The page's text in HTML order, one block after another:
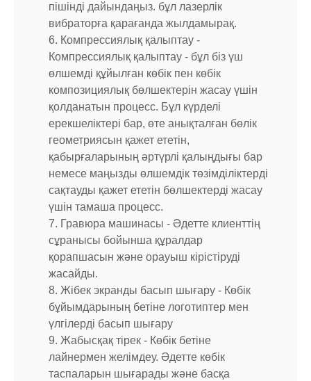
пішінді дайындаңыз. бұл лазерлік
вибраторға қарағанда жылдамырақ.
6. Компрессиялық қалыптау -
Компрессиялық қалыптау - бұл біз үш
өлшемді құйылған көбік пен көбік
композициялық бөлшектерін жасау үшін
қолданатын процесс. Бұл күрделі
ерекшеліктері бар, өте анықталған бөлік
геометриясын қажет ететін,
қабырғаларының әртүрлі қалыңдығы бар
немесе маңызды өлшемдік төзімділіктерді
сақтауды қажет ететін бөлшектерді жасау
үшін тамаша процесс.
7. Гравюра машинасы - Әдетте клиенттің
сұранысы бойынша құралдар
қорапшасын және орауыш кірістіруді
жасайды.
8. Жібек экранды басып шығару - Көбік
бұйымдарының бетіне логотиптер мен
үлгілерді басып шығару
9. Жабысқақ тірек - Көбік бетіне
лайнермен желімдеу. Әдетте көбік
таспаларын шығарады және басқа